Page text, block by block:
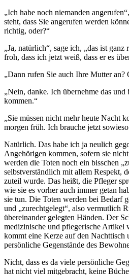
„Ich habe noch niemanden
steht, dass Sie angerufen werden
richtig, oder?“
„Ja, natürlich“, sage ich, „das ist
froh, dass ich jetzt weiß, dass er es
„Dann rufen Sie auch Ihre Mutter an?
„Nein, danke. Ich übernehme das
kommen.“
„Sie müssen nicht mehr heute Nacht
morgen früh. Ich brauche jetzt
Natürlich. Das habe ich ja neulich
Angehörigen kommen, sofern sie
werden die Toten noch ein bisschen
selbstverständlich mit allem Respekt,
zuteil wurde. Das heißt, die Pfleger
wie sie es vorher auch immer getan
sie tun. Die Toten werden bei Bedarf
und „zurechtgelegt“, also vermutlich
übereinander gelegten Händen. Der
medizinische und pflegerische Artikel
kommt eine Kerze auf den Nachttisch
persönliche Gegenstände des
Nicht, dass es da viele persönliche
hat nicht viel mitgebracht, keine